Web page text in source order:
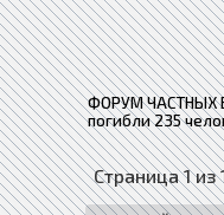
ФОРУМ ЧАСТНЫХ
погибли 235
Страница1из